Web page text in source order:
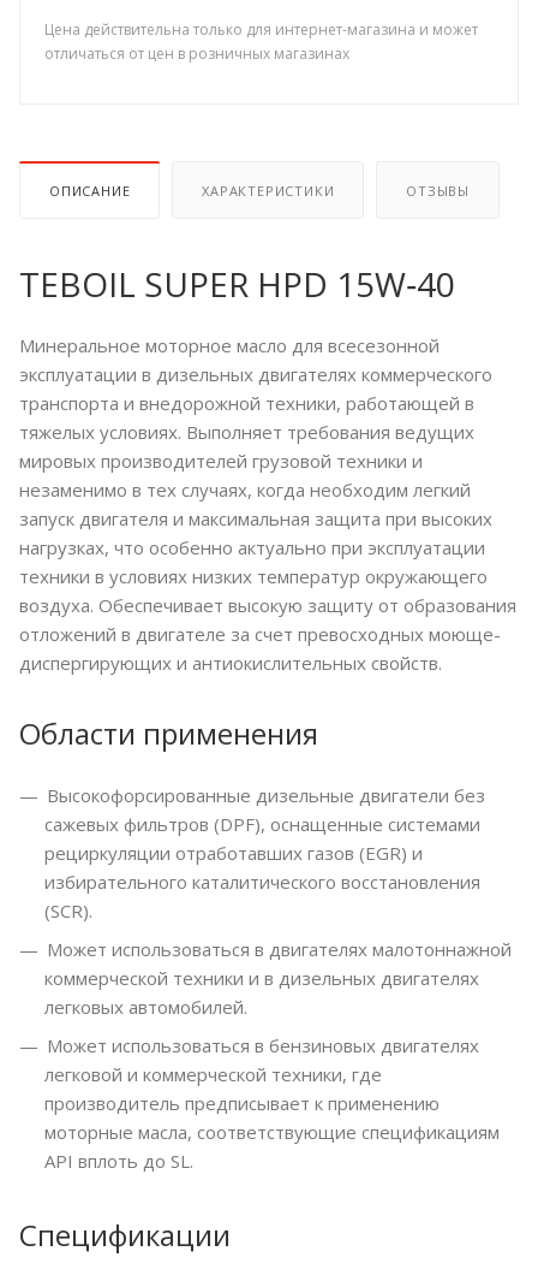
Цена действительна только для интернет-магазина и может
отличаться от цен в розничных магазинах
ОПИСАНИЕ ХАРАКТЕРИСТИКИ ОТЗЫВЫ
TEBOIL SUPER HPD 15W‑40
Минеральное моторное масло для всесезонной
эксплуатации в дизельных двигателях коммерческого
транспорта и внедорожной техники, работающей в
тяжелых условиях. Выполняет требования ведущих
мировых производителей грузовой техники и
незаменимо в тех случаях, когда необходим легкий
запуск двигателя и максимальная защита при высоких
нагрузках, что особенно актуально при эксплуатации
техники в условиях низких температур окружающего
воздуха. Обеспечивает высокую защиту от образования
отложений в двигателе за счет превосходных моюще-
диспергирующих и антиокислительных свойств.
Области применения
Высокофорсированные дизельные двигатели без
сажевых фильтров (DPF), оснащенные системами
рециркуляции отработавших газов (EGR) и
избирательного каталитического восстановления
(SCR).
Может использоваться в двигателях малотоннажной
коммерческой техники и в дизельных двигателях
легковых автомобилей.
Может использоваться в бензиновых двигателях
легковой и коммерческой техники, где
производитель предписывает к применению
моторные масла, соответствующие спецификациям
API вплоть до SL.
Спецификации